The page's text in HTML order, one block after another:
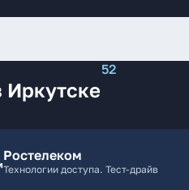
52
Иркутске
Ростелеком
Технологии доступа. Тест-драйв